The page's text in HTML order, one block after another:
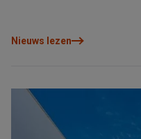
Residential Resort Cumbre
Nieuws lezen